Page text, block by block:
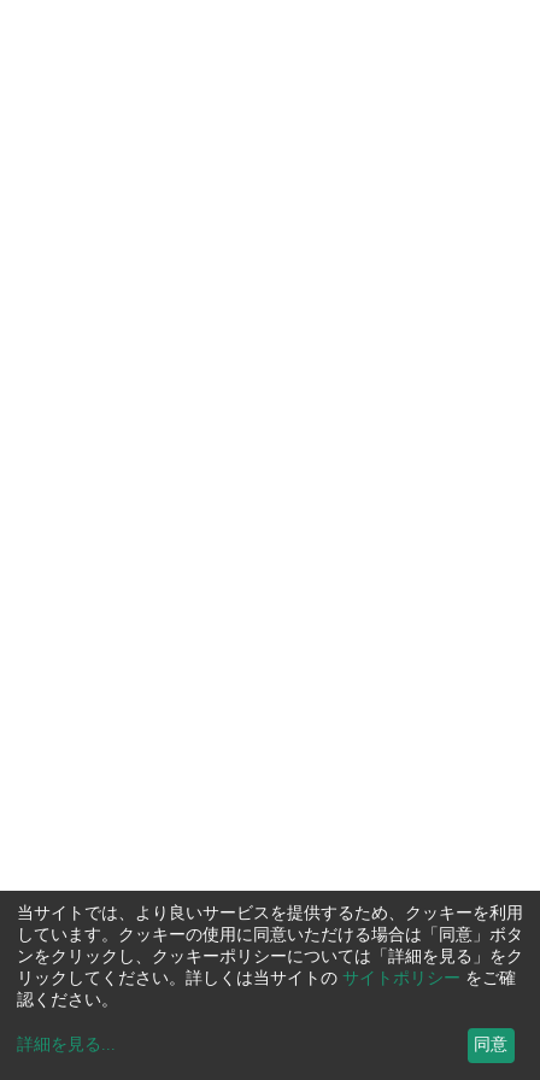
当サイトでは、より良いサービスを提供するため、クッキーを利用
しています。クッキーの使用に同意いただける場合は「同意」ボタ
ンをクリックし、クッキーポリシーについては「詳細を見る」をク
リックしてください。詳しくは当サイトの サイトポリシー をご確
認ください。
詳細を見る ... 同意